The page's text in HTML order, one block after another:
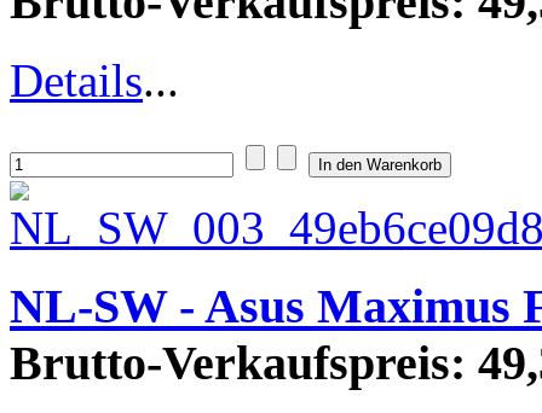
Details...
NL-SW - Asus Maximus
Brutto-Verkaufspreis: